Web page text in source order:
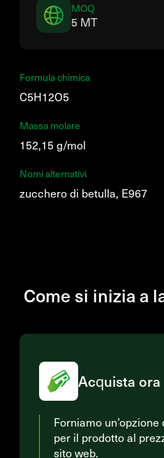
MOQ
5 MT
Formula chimica
C5H12O5
Massa molare
152,15 g/mol
Nomi alternativi
zucchero di betulla, E967
Come si inizia a
Acquista ora
Forniamo
per il prodotto al
sito web.